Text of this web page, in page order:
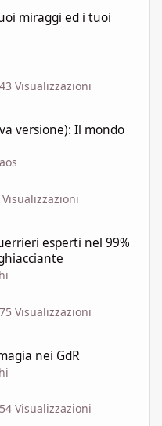
miraggi ed i tuoi
Visualizzazioni
versione): Il mondo
Visualizzazioni
esperti nel 99%
Visualizzazioni
nei GdR
Visualizzazioni